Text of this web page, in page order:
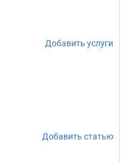
Добавить услуги
Добавить статью